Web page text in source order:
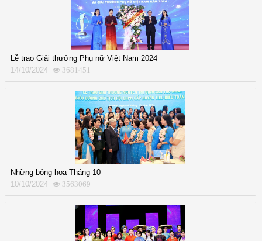
Lễ trao Giải thưởng Phụ nữ Việt Nam 2024
14/10/2024
3681451
Những bông hoa Tháng 10
10/10/2024
3563069